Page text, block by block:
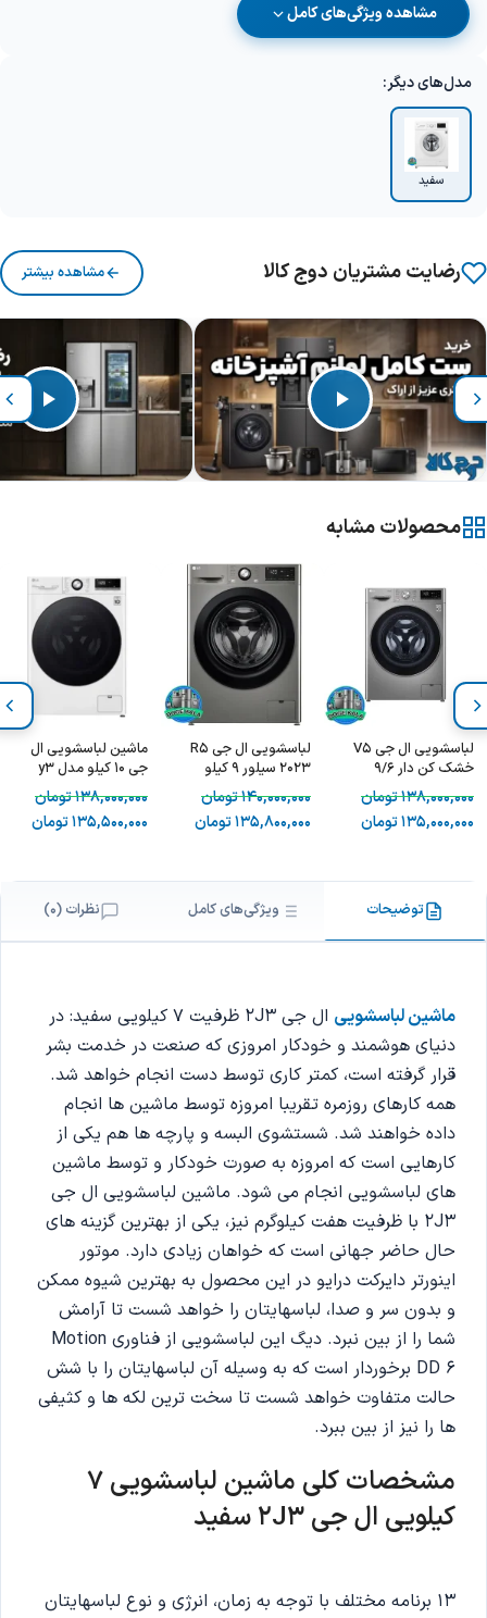
مشاهده ویژگی‌های کامل
مدل‌های دیگر:
سفید
رضایت مشتریان دوج کالا مشاهده بیشتر
محصولات مشابه
لباسشویی ال جی V5
خشک کن دار 9/6
138,000,000تومان
135,000,000تومان
لباسشویی ال جی R5
2023 سیلور 9 کیلو
140,000,000تومان
135,800,000تومان
ماشین لباسشویی ال
جی 10 کیلو مدل y3
138,000,000تومان
135,500,000تومان
توضیحات ویژگی‌های کامل نظرات (0)
ماشین لباسشویی
ال جی 2J3 ظرفیت 7 کیلویی سفید: در
دنیای هوشمند و خودکار امروزی که صنعت در خدمت بشر
قرار گرفته است، کمتر کاری توسط دست انجام خواهد شد.
همه کارهای روزمره تقریبا امروزه توسط ماشین ها انجام
داده خواهند شد. شستشوی البسه و پارچه ها هم یکی از
کارهایی است که امروزه به صورت خودکار و توسط ماشین
های لباسشویی انجام می شود. ماشین لباسشویی ال جی
2J3 با ظرفیت هفت کیلوگرم نیز، یکی از بهترین گزینه های
حال حاضر جهانی است که خواهان زیادی دارد. موتور
اینورتر دایرکت درایو در این محصول به بهترین شیوه ممکن
و بدون سر و صدا، لباسهایتان را خواهد شست تا آرامش
شما را از بین نبرد. دیگ این لباسشویی از فناوری Motion
DD 6 برخوردار است که به وسیله آن لباسهایتان را با شش
حالت متفاوت خواهد شست تا سخت ترین لکه ها و کثیفی
ها را نیز از بین ببرد.
مشخصات کلی ماشین لباسشویی 7
کیلویی ال جی 2
J3 سفید
13 برنامه مختلف با توجه به زمان، انرژی و نوع لباسهایتان